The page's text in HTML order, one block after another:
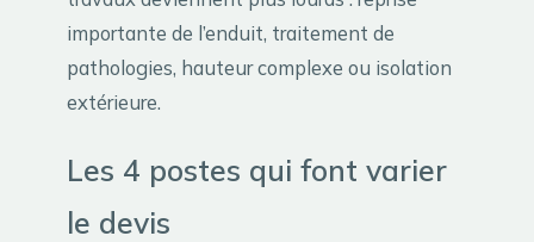
importante de l’enduit, traitement de
pathologies, hauteur complexe ou isolation
extérieure.
Les 4 postes qui font varier
le devis